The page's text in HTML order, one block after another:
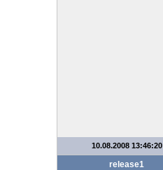
10.08.2008 13:46:20
release1